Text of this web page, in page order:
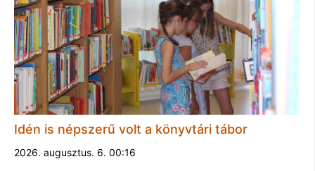
Idén is népszerű volt a könyvtári tábor
2026. augusztus. 6. 00:16